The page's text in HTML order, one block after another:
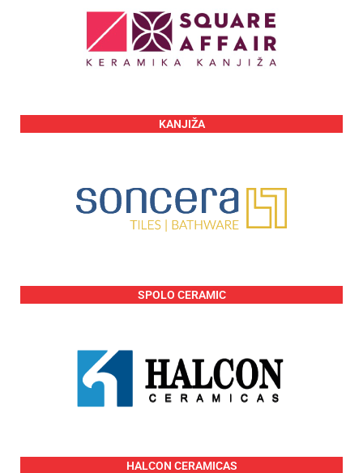
KANJIŽA
SPOLO CERAMIC
HALCON CERAMICAS